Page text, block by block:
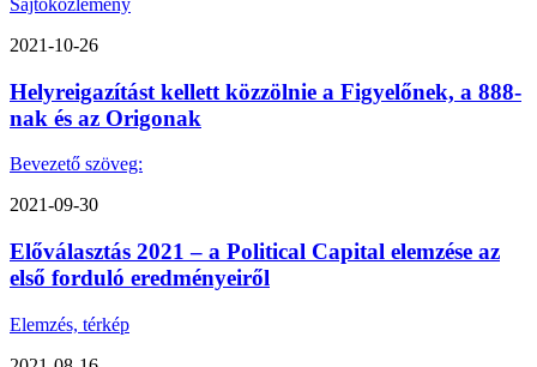
Sajtóközlemény
2021-10-26
Helyreigazítást kellett közzölnie a Figyelőnek, a 888-
nak és az Origonak
Bevezető szöveg:
2021-09-30
Előválasztás 2021 – a Political Capital elemzése az
első forduló eredményeiről
Elemzés, térkép